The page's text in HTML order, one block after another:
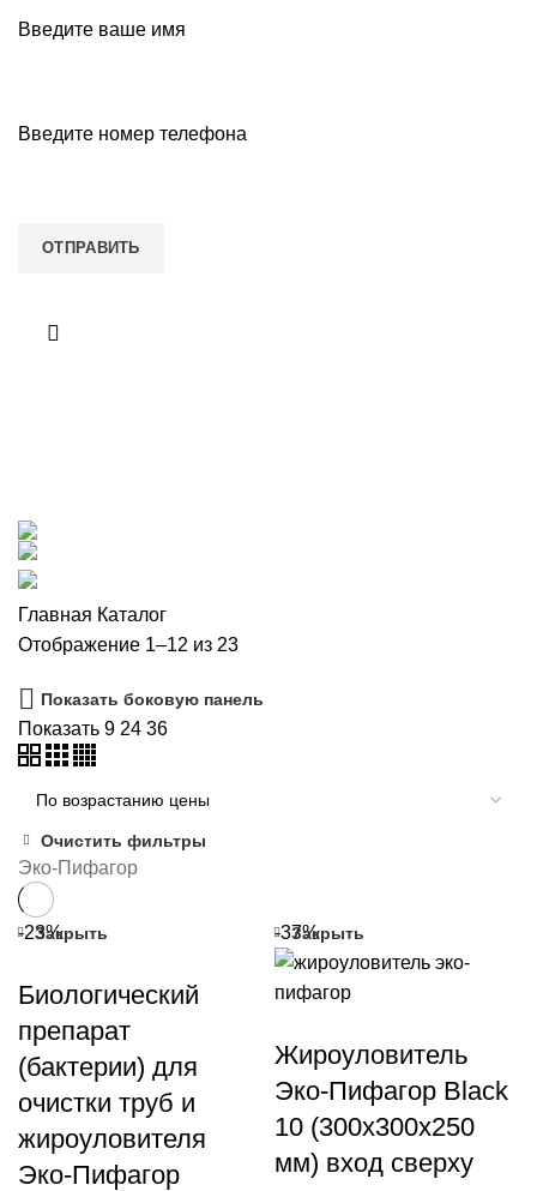
Введите ваше имя
Введите номер телефона
Главная Каталог
Отображение 1–12 из 23Цены:
возрастанию
Показать боковую панель
Показать 9 24 36
Очистить фильтры
Эко-Пифагор
-23%
Закрыть
Биологический
препарат
(бактерии) для
очистки труб и
жироуловителя
Эко-Пифагор
-37%
Закрыть
Жироуловитель
Эко-Пифагор Black
10 (300х300х250
мм) вход сверху